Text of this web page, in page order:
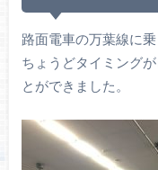
路面電車の万葉線に
ちょうどタイミング
とができました。